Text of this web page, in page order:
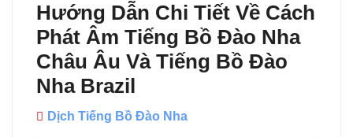
Hướng Dẫn Chi Tiết Về Cách
Phát Âm Tiếng Bồ Đào Nha
Châu Âu Và Tiếng Bồ Đào
Nha Brazil
Dịch Tiếng Bồ Đào Nha